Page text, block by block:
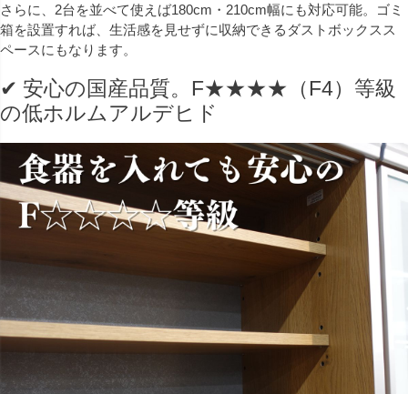
さらに、2台を並べて使えば180cm・210cm幅にも対応可能。ゴミ
箱を設置すれば、生活感を見せずに収納できるダストボックスス
ペースにもなります。
✔ 安心の国産品質。F★★★★（F4）等級
の低ホルムアルデヒド